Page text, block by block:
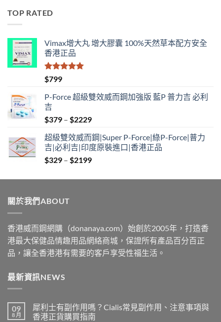
TOP RATED
Vimax增大丸 增大膠囊 100%天然草本配方安全
香港正品
評分
滿分 5
$799
P-Force 超級雙效威而鋼加強版 藍P 普力吉 必利
吉
$379 – $2229Price
$379
through
$2229
超級雙效威而鋼|Super P-Force|綠P-Force|普力
吉|必利吉|印度原裝進口|香港正品
$329 – $2199Price
$329
關於我們ABOUT
香港威而鋼網購（donanaya.com）始創於2005年，打造香
港最大保健品情趣用品網絡商城，保證所有產品百分百正
品，讓全香港港有需要的客戶享受性福生活。
最新資訊NEWS
09
8 月
犀利士有副作用嗎？Cialis常見副作用、注意事項與
香港正貨購買指南